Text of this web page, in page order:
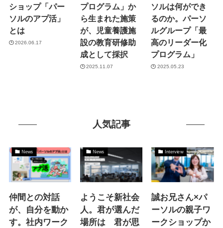
ショップ「パー
ソルのアプ活」
とは
2026.06.17
プログラム」か
ら生まれた施策
が、児童養護施
設の教育研修助
成として採択
2025.11.07
ソルは何ができ
るのか。パーソ
ルグループ「最
高のリーダー化
プログラム」
2025.05.23
人気記事
News
仲間との対話
が、自分を動か
す。社内ワーク
News
ようこそ新社会
人。君が選んだ
場所は 君が思
Interview
誠お兄さん×パ
ーソルの親子ワ
ークショップか